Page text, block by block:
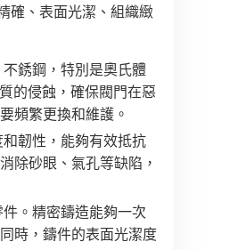
確、表面光潔、組織緻
銹鋼，特別是奧氏體
的侵蝕，確保閥門在惡
頻繁更換和維護。
韌性，能夠有效抵抗
除砂眼、氣孔等缺陷，
。精密鑄造能夠一次
時，鑄件的表面光潔度